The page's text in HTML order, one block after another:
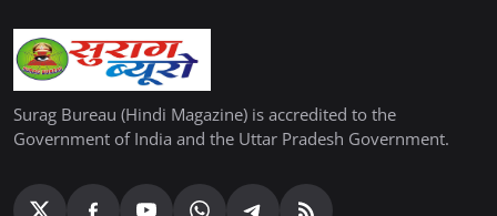
Surag Bureau (Hindi Magazine) is accredited to the
Government of India and the Uttar Pradesh Government.